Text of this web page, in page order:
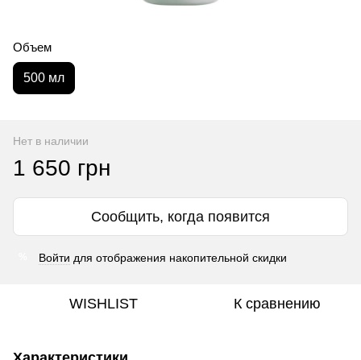
Объем
500 мл
Нет в наличии
1 650 грн
Сообщить, когда появится
Войти для отображения накопительной скидки
WISHLIST К сравнению